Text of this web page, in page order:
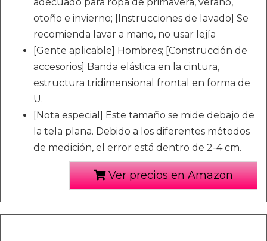
adecuado para ropa de primavera, verano,
otoño e invierno; [Instrucciones de lavado] Se
recomienda lavar a mano, no usar lejía
[Gente aplicable] Hombres; [Construcción de
accesorios] Banda elástica en la cintura,
estructura tridimensional frontal en forma de
U.
[Nota especial] Este tamaño se mide debajo de
la tela plana. Debido a los diferentes métodos
de medición, el error está dentro de 2-4 cm.
Ver precios en Amazon